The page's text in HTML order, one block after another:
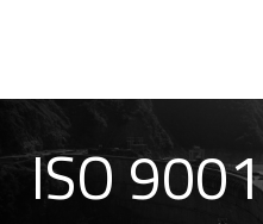
ISO 9001